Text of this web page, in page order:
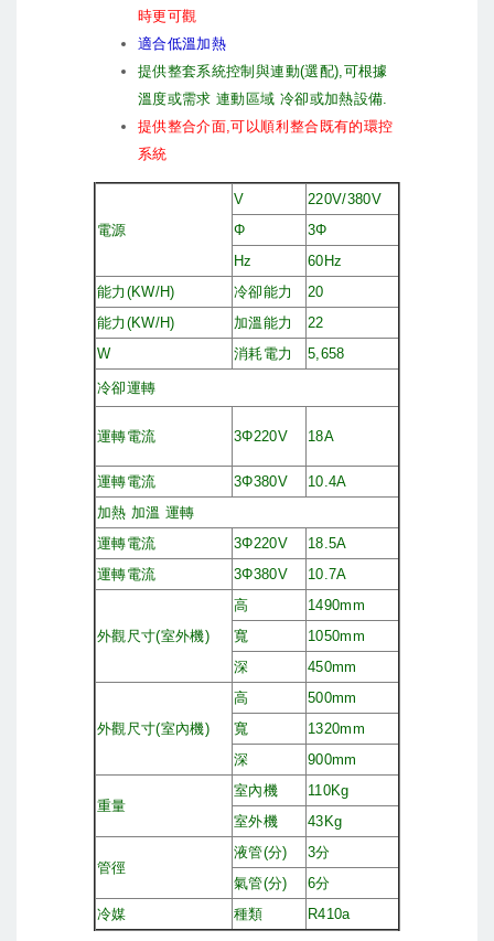
時更可觀
適合低溫加熱
提供整套系統控制與連動(選配),可根據
溫度或需求 連動區域 冷卻或加熱設備.
提供整合介面,可以順利整合既有的環控
系統
電源
V
220V/380V
Φ
3Φ
Hz
60Hz
能力(KW/H)
冷卻能力
20
能力(KW/H)
加溫能力
22
W
消耗電力 5,658
冷卻運轉
運轉電流 3Φ220V 18A
運轉電流 3Φ380V
10.4A
加熱 加溫 運轉
運轉電流
3Φ220V
18.5A
運轉電流
3Φ380V 10.7A
外觀尺寸(室外機)
高
1490mm
寬
1050mm
深
450mm
外觀尺寸(室內機)
高
500mm
寬
1320mm
深
900mm
重量
室內機
110Kg
室外機
43Kg
管徑
液管(分)
3分
氣管(分)
6分
冷媒
種類 R410a